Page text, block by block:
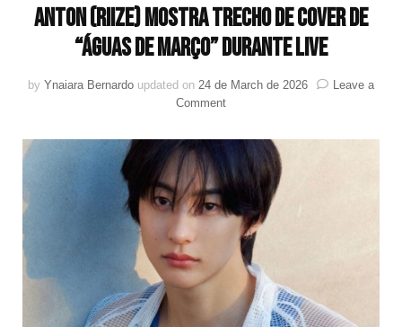
Anton (RIIZE) mostra trecho de cover de
“Águas de Março” durante live
by Ynaiara Bernardo updated on 24 de March de 2026
Leave a
Commenton
(RIIZE)
mostra
trecho
cover
“Águas
Março”
durante